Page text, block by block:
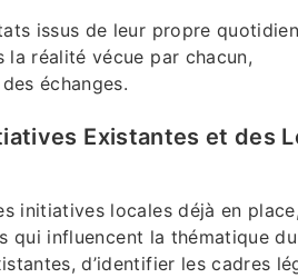
issus de leur propre
la réalité vécue par chacun,
échanges.
Existantes et des
initiatives locales déjà en
qui influencent la thématique
d’identifier les cadres